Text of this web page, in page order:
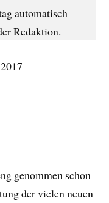
automatisch
Redaktion.
genommen schon
der vielen neuen